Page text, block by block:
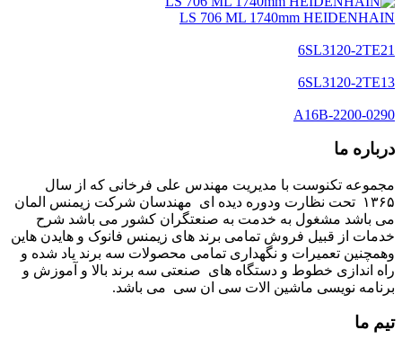
LS 706 ML 1740mm HEIDENHAIN
6SL3120-2TE21
6SL3120-2TE13
A16B-2200-0290
درباره ما
مجموعه تکنوست با مدیریت مهندس علی فرخانی که از سال
۱۳۶۵ تحت نظارت ودوره دیده ای مهندسان شرکت زیمنس المان
می باشد مشغول به خدمت به صنعتگران کشور می باشد شرح
خدمات از قبیل فروش تمامی برند های زیمنس فانوک و هایدن هاین
وهمچنین تعمیرات و نگهداری تمامی محصولات سه برند یاد شده و
راه اندازی خطوط و دستگاه های صنعتی سه برند بالا و آموزش و
برنامه نویسی ماشین الات سی ان سی می باشد.
تیم ما